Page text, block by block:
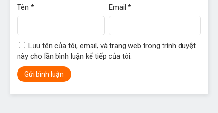
Chapter 5
Chapter 4
Tháng 9 7, 2022
Tháng 9 7, 2022
Chapter 2
Tên * Email *
Lưu tên của tôi, email, và trang web trong trình duyệt
này cho lần bình luận kế tiếp của tôi.